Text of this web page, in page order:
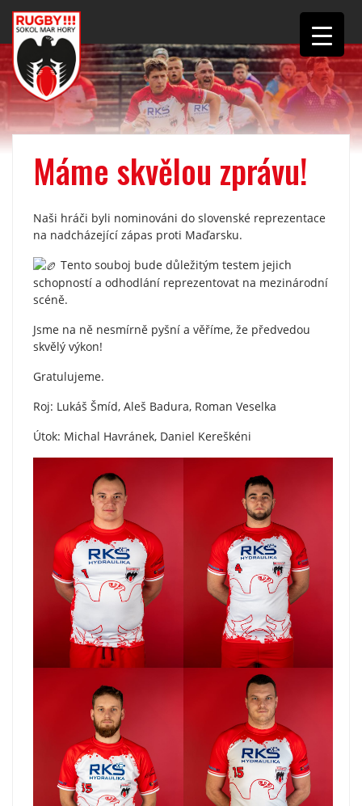
Máme skvělou zprávu!
Naši hráči byli nominováni do slovenské reprezentace
na nadcházející zápas proti Maďarsku.
Tento souboj bude důležitým testem jejich
schopností a odhodlání reprezentovat na mezinárodní
scéně.
Jsme na ně nesmírně pyšní a věříme, že předvedou
skvělý výkon!
Gratulujeme.
Roj: Lukáš Šmíd, Aleš Badura, Roman Veselka
Útok: Michal Havránek, Daniel Kereškéni